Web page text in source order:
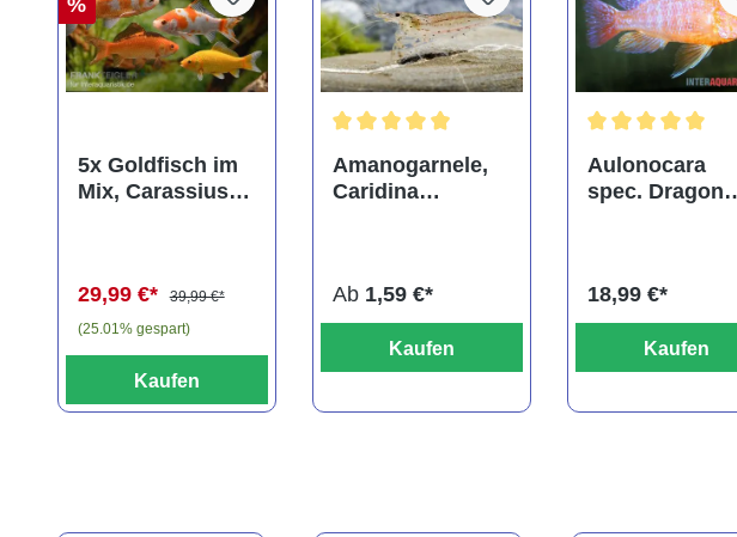
5x Goldfisch im
Mix, Carassius
29,99 €*
39,99 €*
(25.01% gespart)
Kaufen
Amanogarnele,
Caridina
Ab 1,59 €*
Kaufen
Aulonocara
spec. Dragon
18,99 €*
Kaufen